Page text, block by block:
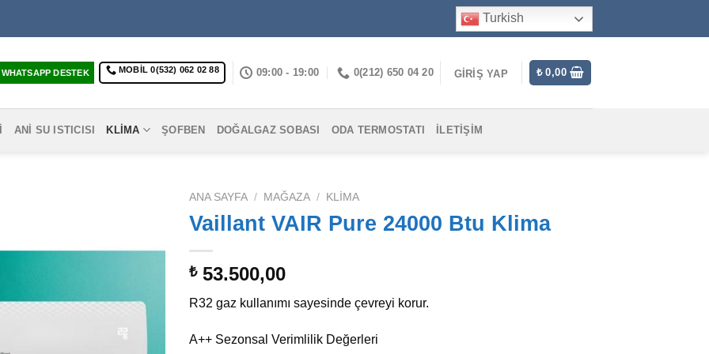
Turkish
WHATSAPP DESTEK MOBIL 0(532) 062 02 88 09:00 - 19:00 0(212) 650 04 20 GIRIŞ YAP ₺0,00
ANI SU ISTICISI KLIMA ŞOFBEN DOĞALGAZ SOBASI ODA TERMOSTATI İLETIŞIM
ANA SAYFA / MAĞAZA / KLIMA
Vaillant VAIR Pure 24000 Btu Klima
₺53.500,00
R32 gaz kullanımı sayesinde çevreyi korur.
A++ Sezonsal Verimlilik Değerleri